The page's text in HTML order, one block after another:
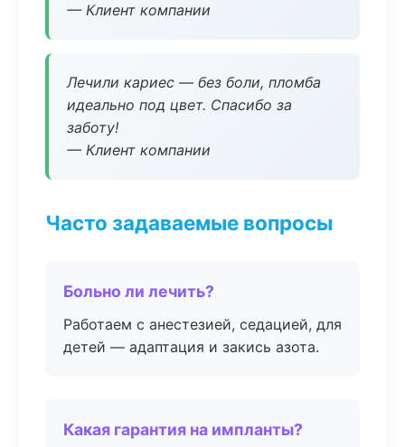
— Клиент компании
Лечили кариес — без боли, пломба
идеально под цвет. Спасибо за
заботу!
— Клиент компании
Часто задаваемые вопросы
Больно ли лечить?
Работаем с анестезией, седацией, для
детей — адаптация и закись азота.
Какая гарантия на импланты?